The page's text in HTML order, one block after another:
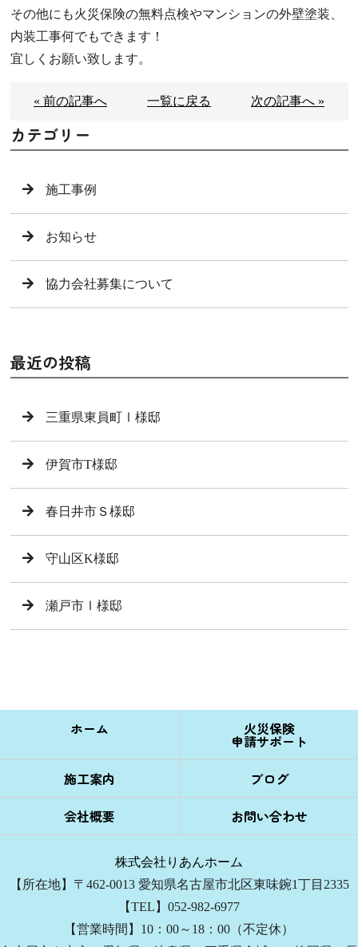
その他にも火災保険の無料点検やマンションの外壁塗装、
内装工事何でもできます！
宜しくお願い致します。
« 前の記事へ 一覧に戻る 次の記事へ »
カテゴリー
施工事例
お知らせ
協力会社募集について
最近の投稿
三重県東員町Ⅰ様邸
伊賀市T様邸
春日井市Ｓ様邸
守山区K様邸
瀬戸市Ⅰ様邸
ホーム 火災保険
申請サポート
施工案内
ブログ
会社概要
お問い合わせ
株式会社りあんホーム
【所在地】〒462-0013 愛知県名古屋市北区東味鋺1丁目2335
【TEL】052-982-6977
【営業時間】10：00～18：00（不定休）